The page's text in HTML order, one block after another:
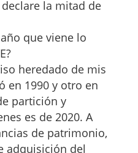
la mitad de
que viene lo
heredado de mis
en 1990 y otro en
partición y
es de 2020. A
de patrimonio,
adquisición del